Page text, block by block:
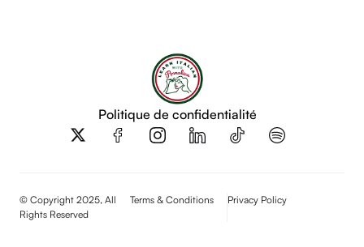
Politique de confidentialité
X
-
i
t
© Copyright 2025, All
Rights Reserved
Terms & Conditions Privacy Policy